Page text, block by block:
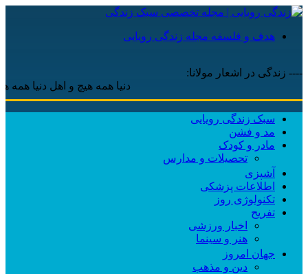
هدف و فلسفه مجله زندگی رویایی
---- زندگی در اشعار مولانا:
دنیا همه هیچ و اهل دنیا همه هیچ ،
سبک زندگی رویایی
مد و فشن
مادر و کودک
تحصیلات و مدارس
آشپزی
اطلاعات پزشکی
تکنولوژی روز
تفریح
اخبار ورزشی
هنر و سینما
جهان امروز
دین و مذهب